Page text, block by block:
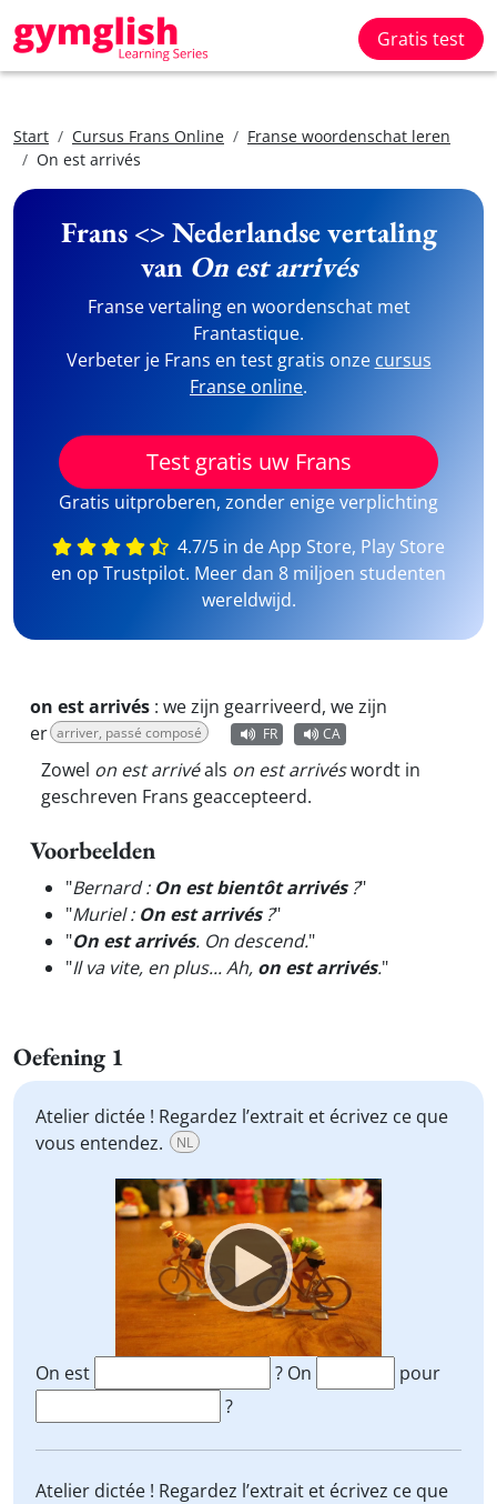
Gratis test
Start Cursus Frans Online
Franse woordenschat leren
On est arrivés
Frans <> Nederlandse vertaling
van On est arrivés
Franse vertaling en woordenschat met
Frantastique.
Verbeter je Frans en test gratis onze cursus
Franse online.
Test gratis uw Frans
Gratis uitproberen, zonder enige verplichting
4.7/5 in de App Store, Play Store
en op Trustpilot. Meer dan 8 miljoen studenten
wereldwijd.
on est arrivés : we zijn gearriveerd, we zijn
er arriver, passé composé FR CA
Zowel on est arrivéals on est arrivéswordt in
geschreven Frans geaccepteerd.
Voorbeelden
"Bernard : On est bientôt arrivés?"
"Muriel : On est arrivés?"
"On est arrivés. On descend."
"Il va vite, en plus... Ah, on est arrivés."
Oefening 1
Atelier dictée ! Regardez l’extrait et écrivez ce que
vous entendez.
NL
Video
Player
On est ? On
pour
?
Atelier dictée ! Regardez l’extrait et écrivez ce que